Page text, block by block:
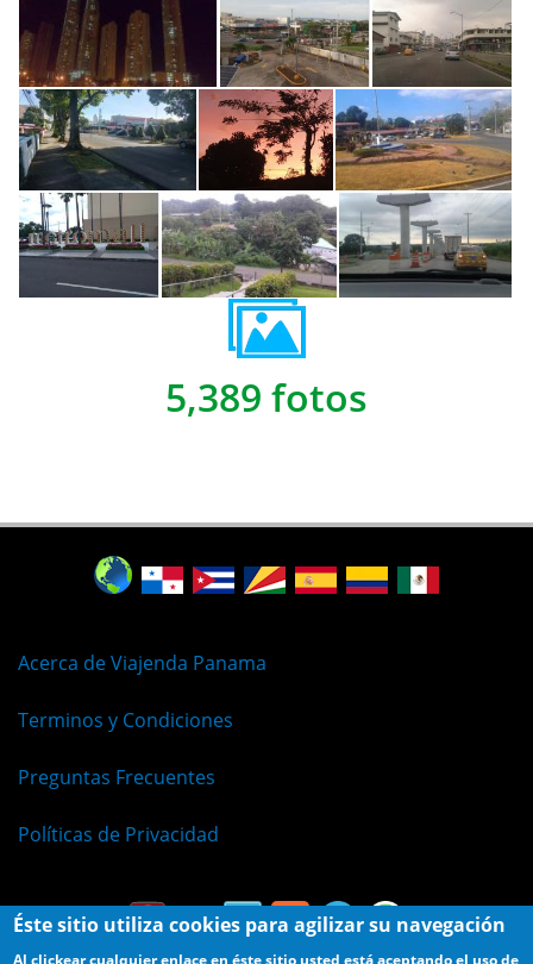
5,389 fotos
Acerca de Viajenda Panama
Terminos y Condiciones
Preguntas Frecuentes
Políticas de Privacidad
Éste sitio utiliza cookies para agilizar su navegación
Al clickear cualquier enlace en éste sitio usted está aceptando el uso de